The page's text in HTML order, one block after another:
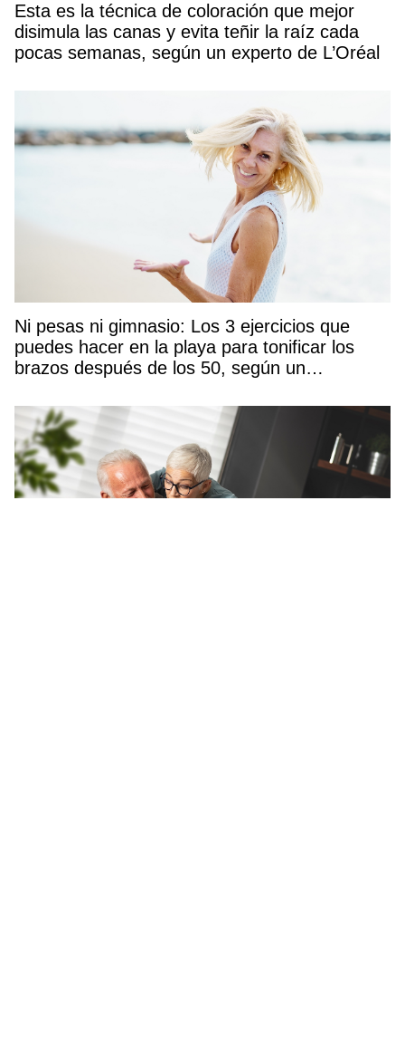
Esta es la técnica de coloración que mejor
disimula las canas y evita teñir la raíz cada
pocas semanas, según un experto de L’Oréal
Ni pesas ni gimnasio: Los 3 ejercicios que
puedes hacer en la playa para tonificar los
brazos después de los 50, según un